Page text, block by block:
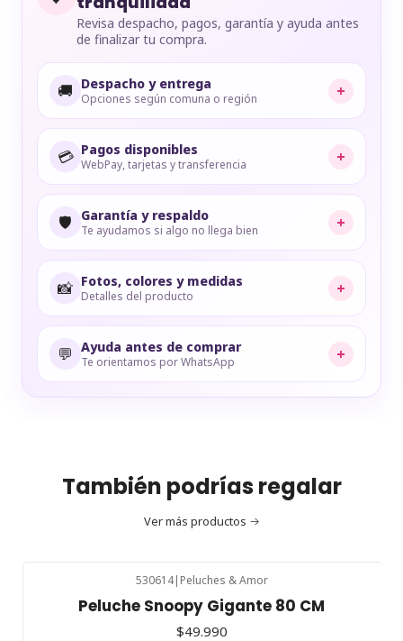
Revisa despacho, pagos, garantía y ayuda antes
de finalizar tu compra.
🚚 Despacho y entrega
Opciones según comuna o región +
💳 Pagos disponibles
WebPay, tarjetas y transferencia +
🛡️ Garantía y respaldo
Te ayudamos si algo no llega bien +
📸 Fotos, colores y medidas
Detalles del producto +
💬 Ayuda antes de comprar
Te orientamos por WhatsApp +
También podrías regalar
Ver más productos
530614| Peluches & Amor
Peluche Snoopy Gigante 80 CM
$49.990